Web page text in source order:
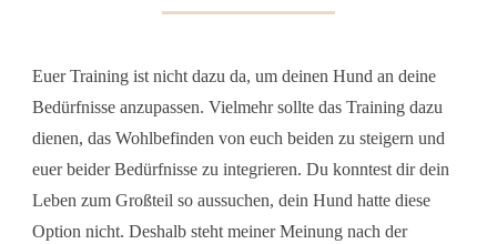
Euer Training ist nicht dazu da, um deinen Hund an deine
Bedürfnisse anzupassen. Vielmehr sollte das Training dazu
dienen, das Wohlbefinden von euch beiden zu steigern und
euer beider Bedürfnisse zu integrieren. Du konntest dir dein
Leben zum Großteil so aussuchen, dein Hund hatte diese
Option nicht. Deshalb steht meiner Meinung nach der